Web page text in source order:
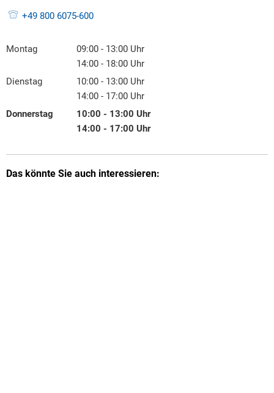
+49 800 6075-600
Montag 09:00 - 13:00 Uhr
Von 09:00 bis 13:00 Uhr
14:00 - 18:00 Uhr
Von 14:00 bis 18:00 Uhr
Dienstag 10:00 - 13:00 Uhr
Von 10:00 bis 13:00 Uhr
14:00 - 17:00 Uhr
Von 14:00 bis 17:00 Uhr
Donnerstag 10:00 - 13:00 Uhr
Von 10:00 bis 13:00 Uhr
14:00 - 17:00 Uhr
Das könnte Sie auch interessieren: